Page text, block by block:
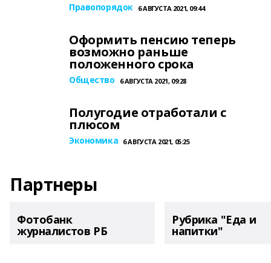
Правопорядок 6 АВГУСТА 2021, 09:44
Оформить пенсию теперь
возможно раньше
положенного срока
Общество 6 АВГУСТА 2021, 09:28
Полугодие отработали с
плюсом
Экономика 6 АВГУСТА 2021, 05:25
Партнеры
Фотобанк
журналистов РБ
Рубрика "Еда и
напитки"